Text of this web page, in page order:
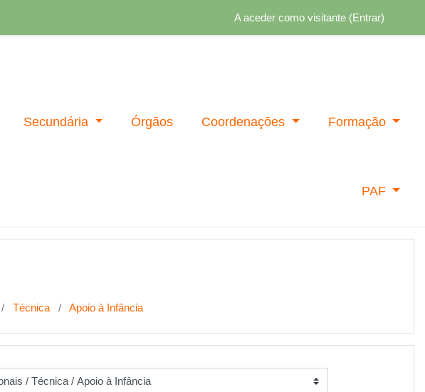
A aceder como visitante (Entrar)
Secundária Órgãos Coordenações Formação
PAF
Técnica Apoio à Infância